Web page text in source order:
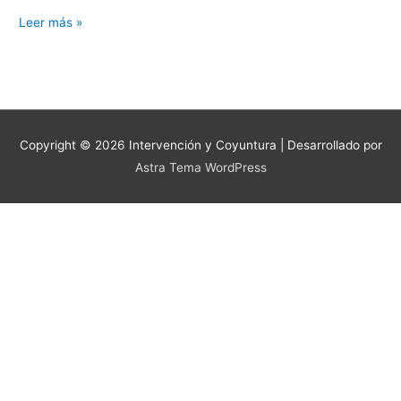
Leer más »
Copyright © 2026 Intervención y Coyuntura | Desarrollado por
Astra Tema WordPress